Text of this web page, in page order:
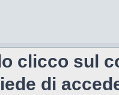
clicco sul
di